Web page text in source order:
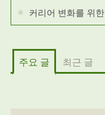
커리어 변화를 위
주요 글 최근 글